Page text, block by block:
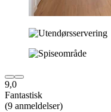
9,0
Fantastisk
(9 anmeldelser)